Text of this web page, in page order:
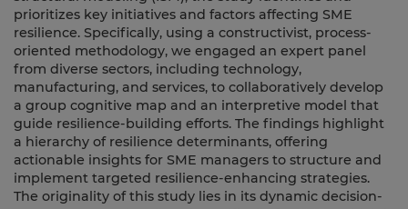
prioritizes key initiatives and factors affecting SME
resilience. Specifically, using a constructivist, process-
oriented methodology, we engaged an expert panel
from diverse sectors, including technology,
manufacturing, and services, to collaboratively develop
a group cognitive map and an interpretive model that
guide resilience-building efforts. The findings highlight
a hierarchy of resilience determinants, offering
actionable insights for SME managers to structure and
implement targeted resilience-enhancing strategies.
The originality of this study lies in its dynamic decision-